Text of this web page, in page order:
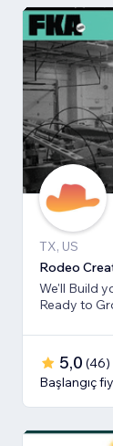
TX, US
Rodeo
We'll Build
Ready to
5,0 (46)
Başlangıç